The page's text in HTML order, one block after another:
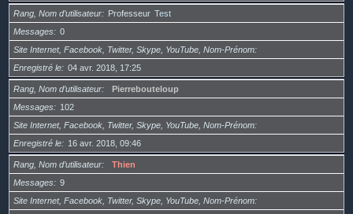
Rang, Nom d’utilisateur Professeur Test
Messages
0
Site Internet, Facebook, Twitter, Skype, YouTube, Nom-Prénom
Enregistré le
04 avr. 2018, 17:25
Rang, Nom d’utilisateur
Pierrebouteloup
Messages
102
Site Internet, Facebook, Twitter, Skype, YouTube, Nom-Prénom
Enregistré le
16 avr. 2018, 09:46
Rang, Nom d’utilisateur
Thien
Messages
9
Site Internet, Facebook, Twitter, Skype, YouTube, Nom-Prénom